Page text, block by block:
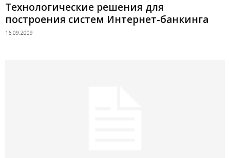
Технологические решения для
построения систем Интернет-банкинга
16.09.2009